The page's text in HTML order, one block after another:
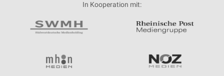
In Kooperation mit: